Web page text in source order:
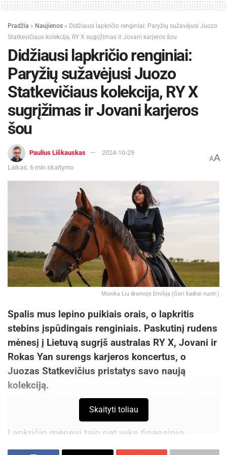
Pradžia » Naujienos » Didžiausi lapkričio renginiai: Paryžių sužavėjusi Juozo
Statkevičiaus kolekcija, RY X sugrįžimas ir Jovani karjeros šou
Didžiausi lapkričio renginiai:
Paryžių sužavėjusi Juozo
Statkevičiaus kolekcija, RY X
sugrįžimas ir Jovani karjeros
šou
Paulius Liškauskas
2024-10-29
Laikas: 6 min skaitymo
AA
Monika Liu dramoje Emilija (Geri kadrai nuotr.)
Spalis mus lepino puikiais orais, o lapkritis
stebins įspūdingais renginiais. Paskutinį rudens
mėnesį į Lietuvą sugrįš australas RY X, Jovani ir
Rokas Yan surengs karjeros koncertus, o
Juozas Statkevičius pristatys savo naują
kolekciją.
Lapkričio mėnesį taip pat vyks finansinio
raštingumo konferencija Vilniuje, Kaunas kvies į
Skaityti toliau